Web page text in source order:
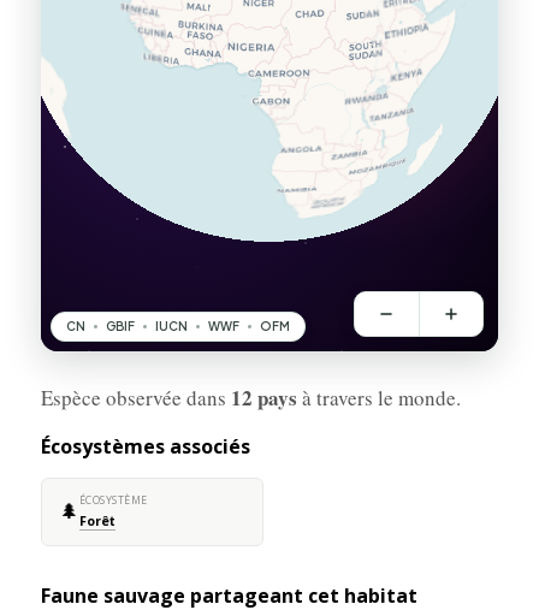
Espèce observée dans 12 pays à travers le monde.
Écosystèmes associés
🌲 ÉCOSYSTÈME
Forêt
Faune sauvage partageant cet habitat